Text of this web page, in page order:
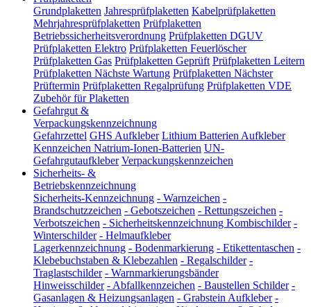
Grundplaketten Jahresprüfplaketten Kabelprüfplaketten
Mehrjahresprüfplaketten Prüfplaketten
Betriebssicherheitsverordnung Prüfplaketten DGUV
Prüfplaketten Elektro Prüfplaketten Feuerlöscher
Prüfplaketten Gas Prüfplaketten Geprüft Prüfplaketten Leitern
Prüfplaketten Nächste Wartung Prüfplaketten Nächster
Prüftermin Prüfplaketten Regalprüfung Prüfplaketten VDE
Zubehör für Plaketten
Gefahrgut &
Verpackungskennzeichnung
Gefahrzettel GHS Aufkleber Lithium Batterien Aufkleber
Kennzeichen Natrium-Ionen-Batterien UN-
Gefahrgutaufkleber Verpackungskennzeichen
Sicherheits- &
Betriebskennzeichnung
Sicherheits-Kennzeichnung - Warnzeichen -
Brandschutzzeichen - Gebotszeichen - Rettungszeichen -
Verbotszeichen - Sicherheitskennzeichnung Kombischilder -
Winterschilder - Helmaufkleber
Lagerkennzeichnung - Bodenmarkierung - Etikettentaschen -
Klebebuchstaben & Klebezahlen - Regalschilder -
Traglastschilder - Warnmarkierungsbänder
Hinweisschilder - Abfallkennzeichen - Baustellen Schilder -
Gasanlagen & Heizungsanlagen - Grabstein Aufkleber -